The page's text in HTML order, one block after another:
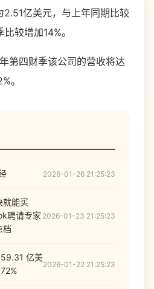
2.51亿美元，与上年同期比较
较增加14%。
第四财季该公司的营收将达
。
2026-01-26 21:25:23
就能买
聘请专家
档
2026-01-23 21:25:23
亿美
2026-01-22 21:25:23